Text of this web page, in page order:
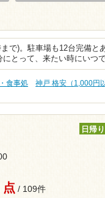
で)。駐車場も12台完備と
とって、来たい時にいつ
食事処 神戸 格安（1,000円
日帰り
点 / 109件